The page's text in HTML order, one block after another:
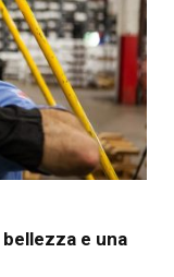
e una